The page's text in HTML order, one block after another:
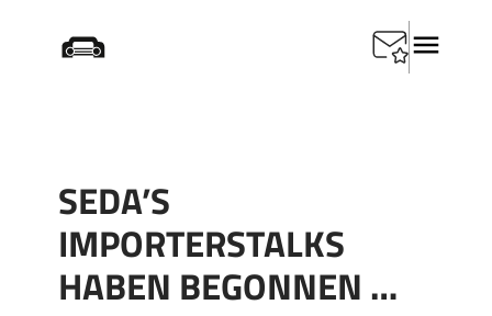
Startseite
SEDA’s ImportersTalks haben
begonnen …
SEDA’S
IMPORTERSTALKS
HABEN BEGONNEN …